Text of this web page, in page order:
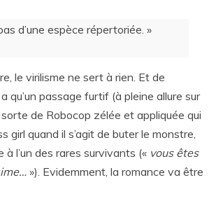
d’une espèce répertoriée. »
le virilisme ne sert à rien. Et de
qu’un passage furtif (à pleine allure sur
de Robocop zélée et appliquée qui
girl quand il s’agit de buter le monstre,
à l’un des rares survivants (« vous êtes
»). Evidemment, la romance va être